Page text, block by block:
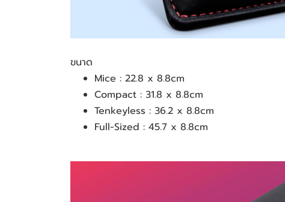
ขนาด
Mice : 22.8 x 8.8cm
Compact : 31.8 x 8.8cm
Tenkeyless : 36.2 x 8.8cm
Full-Sized : 45.7 x 8.8cm